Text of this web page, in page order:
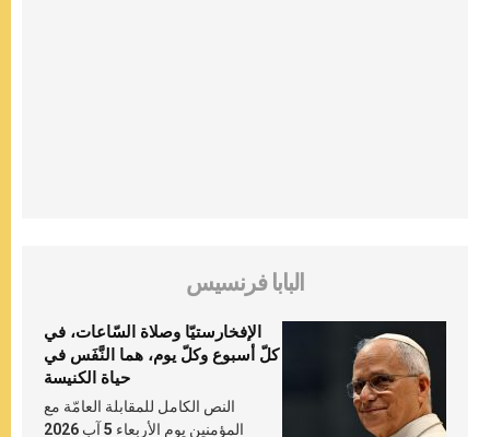
البابا فرنسيس
الإفخارستيّا وصلاة السّاعات، في
كلّ أسبوع وكلّ يوم، هما النَّفَس في
حياة الكنيسة
النص الكامل للمقابلة العامّة مع
المؤمنين يوم الأربعاء 5 آب 2026